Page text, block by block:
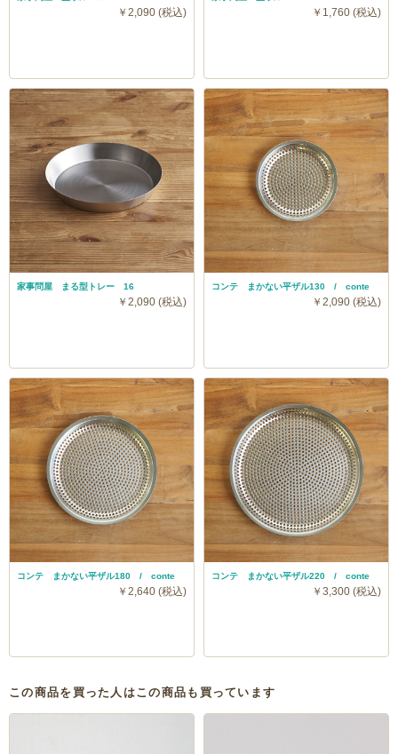
￥2,090 (税込) ￥1,760 (税込)
家事問屋 まる型トレー 16
￥2,090 (税込)
コンテ まかない平ザル130 / conte
￥2,090 (税込)
コンテ まかない平ザル180 / conte
￥2,640 (税込)
コンテ まかない平ザル220 / conte
￥3,300 (税込)
この商品を買った人はこの商品も買っています